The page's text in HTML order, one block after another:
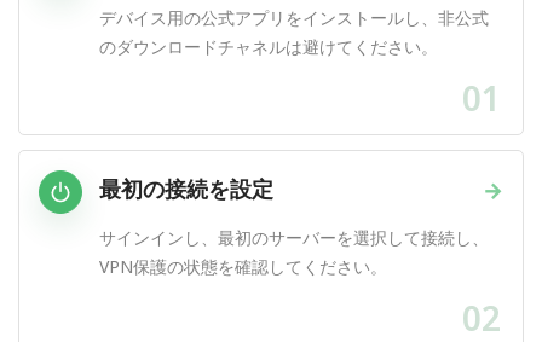
デバイス用の公式アプリをインストールし、非公式
のダウンロードチャネルは避けてください。
01
→
最初の接続を設定
サインインし、最初のサーバーを選択して接続し、
VPN保護の状態を確認してください。
02